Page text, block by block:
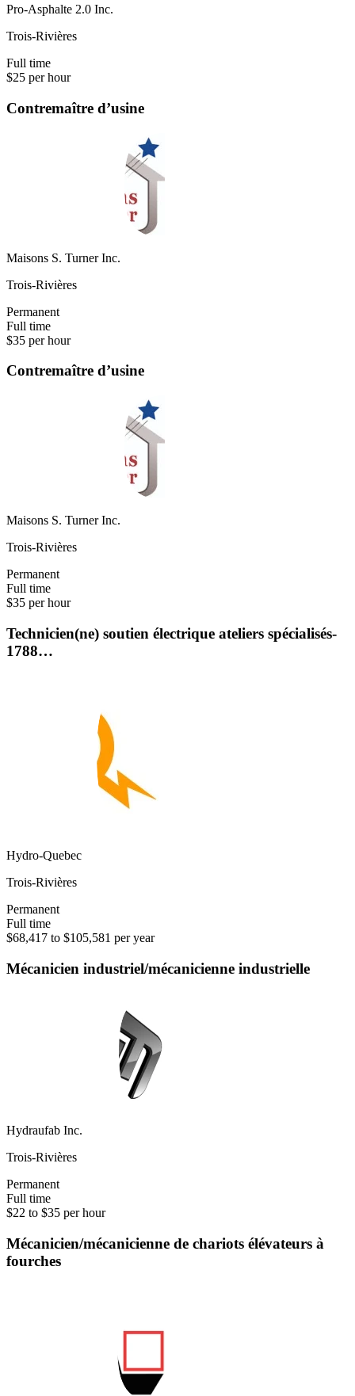
Pro-Asphalte 2.0 Inc.
Trois-Rivières
Full time
$25 per hour
Contremaître d’usine
Maisons S. Turner Inc.
Trois-Rivières
Permanent
Full time
$35 per hour
Contremaître d’usine
Maisons S. Turner Inc.
Trois-Rivières
Permanent
Full time
$35 per hour
Technicien(ne) soutien électrique ateliers spécialisés-
1788…
Hydro-Quebec
Trois-Rivières
Permanent
Full time
$68,417 to $105,581 per year
Mécanicien industriel/mécanicienne industrielle
Hydraufab Inc.
Trois-Rivières
Permanent
Full time
$22 to $35 per hour
Mécanicien/mécanicienne de chariots élévateurs à
fourches